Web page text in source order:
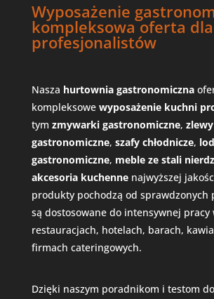
Wyposażenie
kompleksowa oferta dla
profesjonalistów
Nasza hurtownia gastronomiczna
kompleksowe wyposażenie kuchni
tym zmywarki gastronomiczne, zlewy
gastronomiczne, szafy chłodnicze,
gastronomiczne, meble ze stali
akcesoria kuchennenajwyższej
produkty pochodzą od sprawdzonych
są dostosowane do intensywnej pracy
restauracjach, hotelach, barach,
firmach cateringowych.
Dzięki naszym poradnikom i testom